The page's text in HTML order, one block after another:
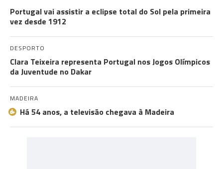
Portugal vai assistir a eclipse total do Sol pela primeira
vez desde 1912
DESPORTO
Clara Teixeira representa Portugal nos Jogos Olímpicos
da Juventude no Dakar
MADEIRA
Há 54 anos, a televisão chegava à Madeira